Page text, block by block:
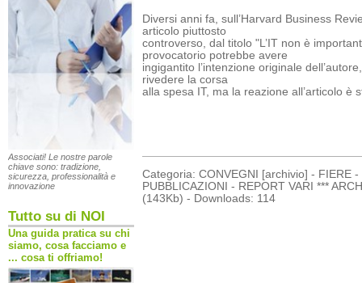
Associati! Le nostre parole
chiave sono: tradizione,
sicurezza, professionalità e
innovazione
Tutto su di NOI
Una guida pratica su chi
siamo, cosa facciamo e
... cosa ti offriamo!
Diversi anni fa, sull’Harvard Business
articolo piuttosto
controverso, dal titolo "L’IT non è
provocatorio potrebbe avere
ingigantito l’intenzione originale
rivedere la corsa
alla spesa IT, ma la reazione all’articolo è
Categoria: CONVEGNI [archivio] - FIERE -
PUBBLICAZIONI - REPORT VARI ***
(143Kb) - Downloads: 114